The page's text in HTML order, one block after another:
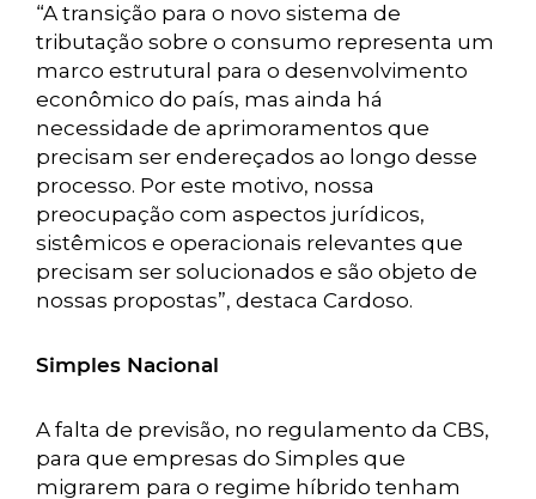
“A transição para o novo sistema de
tributação sobre o consumo representa um
marco estrutural para o desenvolvimento
econômico do país, mas ainda há
necessidade de aprimoramentos que
precisam ser endereçados ao longo desse
processo. Por este motivo, nossa
preocupação com aspectos jurídicos,
sistêmicos e operacionais relevantes que
precisam ser solucionados e são objeto de
nossas propostas”, destaca Cardoso.
Simples Nacional
A falta de previsão, no regulamento da CBS,
para que empresas do Simples que
migrarem para o regime híbrido tenham